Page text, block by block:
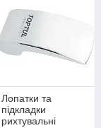
Лопатки та
підкладки
рихтувальні